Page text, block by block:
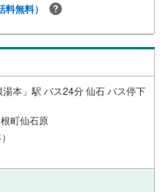
料無料）
本」駅 バス24分 仙石 バス停下
町仙石原